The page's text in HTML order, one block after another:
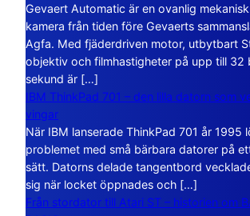
Gevaert Automatic är en ovanlig
kamera från tiden före Gevaerts
Agfa. Med fjäderdriven motor, utbytbart
objektiv och filmhastigheter på upp till 32
sekund är […]
IBM ThinkPad 701 – den lilla datorn som
vingar
När IBM lanserade ThinkPad 701 år 1995
problemet med små bärbara datorer på
sätt. Datorns delade tangentbord
sig när locket öppnades och […]
Från stordator till Atari ST – historien om